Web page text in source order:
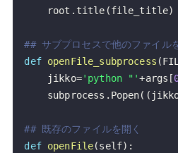
    root
.title (file_title)
## サブプロセスで他のファイル
def openFile_subprocess (
    jikko
='python "'+args [
    subprocess
. Popen( (
## 既存のファイルを開く
def openFile(self) :